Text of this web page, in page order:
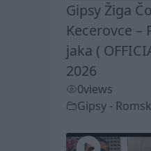
Gipsy Žiga
Kecerovce –
jaka (
2026
0views
Gipsy -